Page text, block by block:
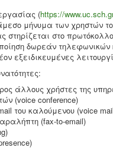
(https://
μήνυμα των χρηστών
στηρίζεται στο
δωρεάν
εξειδικευμένες
άλλους χρήστες της
(voice conference)
του καλούμενου (voice
(fax-to-email)